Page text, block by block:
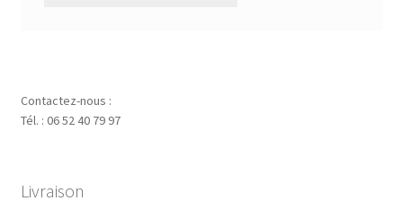
Contactez-nous :
Tél. : 06 52 40 79 97
Livraison